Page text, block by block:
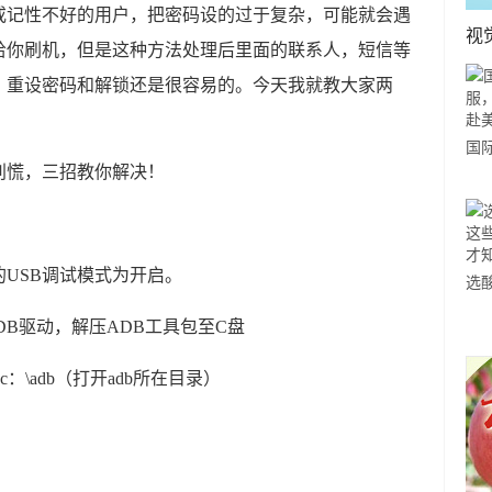
性不好的用户，把密码设的过于复杂，可能就会遇
刷机，但是这种方法处理后里面的联系人，短信等
设密码和解锁还是很容易的。今天我就教大家两
调试模式为开启。
驱动，解压ADB工具包至C盘
\adb（打开adb所在目录）
视
国
市
选